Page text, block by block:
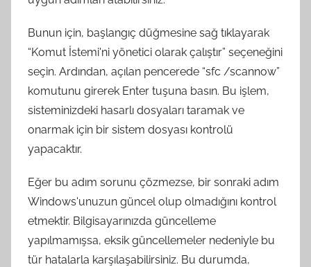
Bunun için, başlangıç ​​düğmesine sağ tıklayarak
“Komut İstemi'ni yönetici olarak çalıştır” seçeneğini
seçin. Ardından, açılan pencerede “sfc /scannow”
komutunu girerek Enter tuşuna basın. Bu işlem,
sisteminizdeki hasarlı dosyaları taramak ve
onarmak için bir sistem dosyası kontrolü
yapacaktır.
Eğer bu adım sorunu çözmezse, bir sonraki adım
Windows'unuzun güncel olup olmadığını kontrol
etmektir. Bilgisayarınızda güncelleme
yapılmamışsa, eksik güncellemeler nedeniyle bu
tür hatalarla karşılaşabilirsiniz. Bu durumda,